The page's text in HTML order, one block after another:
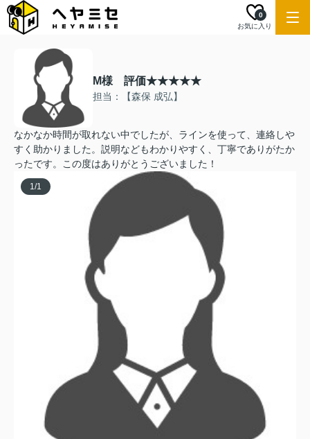
お気に入り
0
M様 評価★★★★★
担当：【森保 成弘】
なかなか時間が取れない中でしたが、ラインを使って、連絡しや
すく助かりました。説明などもわかりやすく、丁寧でありがたか
ったです。この度はありがとうございました！
1/1